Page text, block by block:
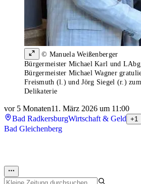
© Manuela Weißenberger
Bürgermeister Michael Karl und
Bürgermeister Michael Wagner
Freismuth (l.) und Jörg Siegel (r.)
Delikaterie
vor 5 Monaten11. März 2026 um 11:00
Bad RadkersburgWirtschaft & Geld +1
Bad Gleichenberg